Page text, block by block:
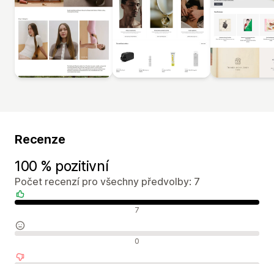
Recenze
100 % pozitivní
Počet recenzí pro všechny předvolby: 7
Pozitivní recenze 7
Neutrální recenze 0